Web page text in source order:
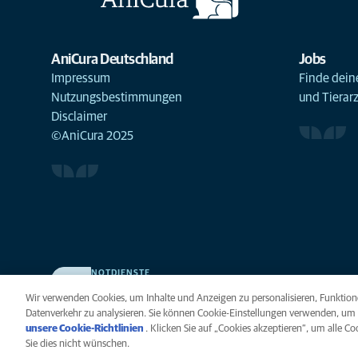
AniCura Deutschland
Impressum
Nutzungsbestimmungen
Disclaimer
©AniCura 2025
Jobs
Finde
und
NOTDIENSTE
Weil Ihr Tier die beste Versorgung verdient.
Datenschutz
Wir verwenden Cookies, um Inhalte und Anzeigen zu personalisieren,
Datenverkehr zu analysieren. Sie können Cookie-Einstellungen verwenden,
unsere Cookie-Richtlinien (opens in a new tab)
. Klicken Sie auf „Cookies akzeptieren“, um alle
Sie dies nicht wünschen.